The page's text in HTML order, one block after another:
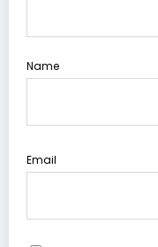
Name
Email